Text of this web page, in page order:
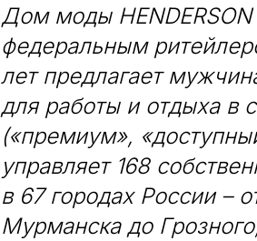
Дом моды
федеральным
лет предлагает
для работы и отдыха в
(«премиум»,
управляет 168
в 67 городах России –
Мурманска до